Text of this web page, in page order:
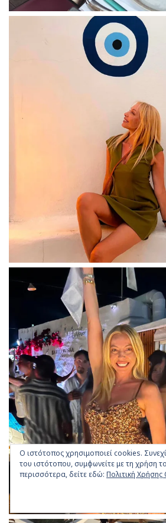
Ο ιστότοπος χρησιμοποιεί cookies.
του ιστότοπου, συμφωνείτε με τη χρήση
περισσότερα, δείτε εδώ: Πολιτική Χρήσης